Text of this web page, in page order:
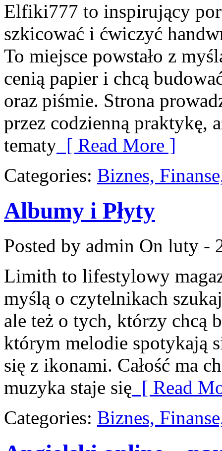
Elfiki777 to inspirujący
szkicować i ćwiczyć
To miejsce powstało z
cenią papier i chcą
oraz piśmie. Strona
przez codzienną praktykę,
tematy [ Read More ]
Categories: Biznes,
Albumy i Płyty
Posted by admin On luty -
Limith to lifestylowy
myślą o czytelnikach
ale też o tych, którzy chcą
którym melodie spotykają
się z ikonami. Całość ma
muzyka staje się [ Read
Categories: Biznes,